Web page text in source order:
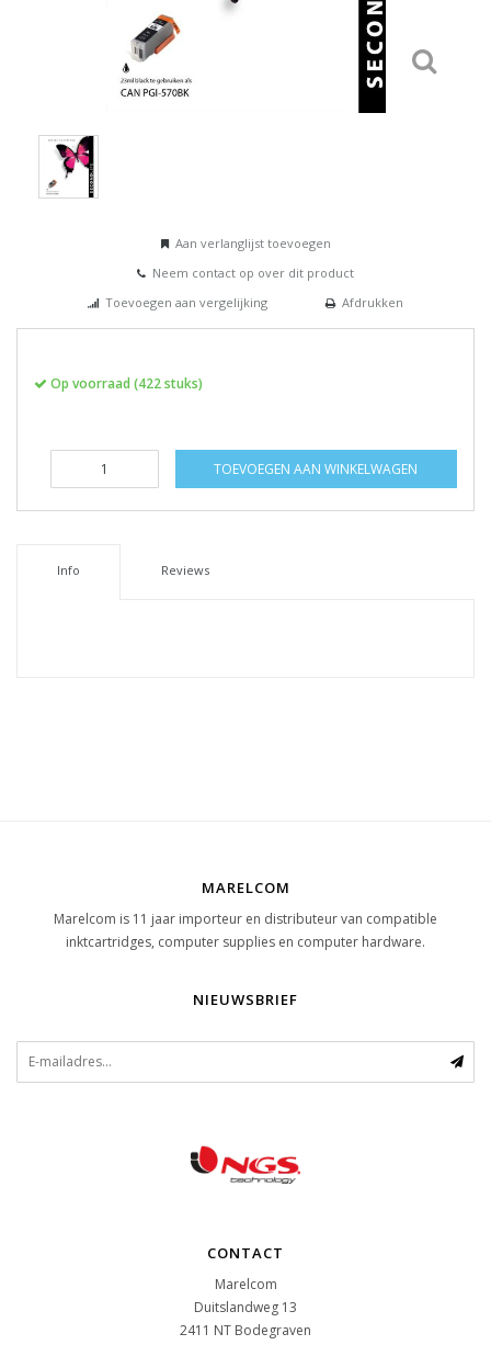
Aan verlanglijst toevoegen
Neem contact op over dit product
Toevoegen aan vergelijking
Afdrukken
Op voorraad (422 stuks)
TOEVOEGEN AAN WINKELWAGEN
Info Reviews
MARELCOM
Marelcom is 11 jaar importeur en distributeur van compatible
inktcartridges, computer supplies en computer hardware.
NIEUWSBRIEF
CONTACT
Marelcom
Duitslandweg 13
2411 NT Bodegraven